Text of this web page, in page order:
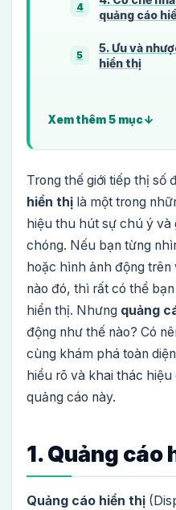
4
quảng cáo
5
5. Ưu và
hiển thị
Xem thêm 5 mục
Trong thế giới tiếp thị số
hiển thị là một trong
hiệu thu hút sự chú ý và
chóng. Nếu bạn từng
hoặc hình ảnh động
nào đó, thì rất có thể
hiển thị. Nhưng quảng
động như thế nào? Có
cùng khám phá toàn
hiểu rõ và khai thác
quảng cáo này.
1. Quảng cáo
Quảng cáo hiển thị